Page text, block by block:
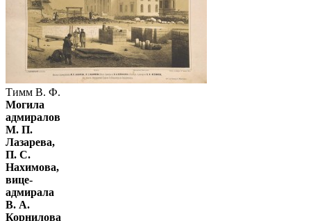
Тимм В. Ф.
Могила
адмиралов
М. П.
Лазарева,
П. С.
Нахимова,
вице-
адмирала
В. А.
Корнилова